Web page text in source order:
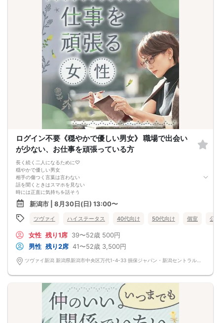
□最少催行人数が男性2名・女性2名以上からとなっております。
（男女比の調整を行っておりますが、キャンセル等によって変動がある場合がご
ざいます。原則、男女比に関わらず,最少催行人数を下回った場合に限り、「中
止」及び「返金」させて頂きます。）
ログイン不要《穏やかで優しい男女》 職場で出会い
が少ない、お仕事を頑張っている方
長く続く二人になるために♡
穏やかで優しい男女
相手の傷つく言葉は言わない
話を聞くときはスマホを見ない
時には正直に気持ちを話そう
小さなことにもありがとうが言える
相手の喜ぶ顔が見たい
＼さらに今回は／
職場で出会いが少ない、
お互いに支え合える関係が理想。
そんな皆様におすすめのパーティーです♪
新潟市 | 8月30日(日) 13:00〜
ツヴァイ ハイステータス 40代向け 50代向け 個室 公
女性 残り1席 39〜52歳 500円
男性 残り2席 41〜52歳 3,500円
ツヴァイ新潟 新潟県新潟市中央区万代1-4-33 損保ジャパン・新潟セントラルビル3階『ツヴァイ会場』